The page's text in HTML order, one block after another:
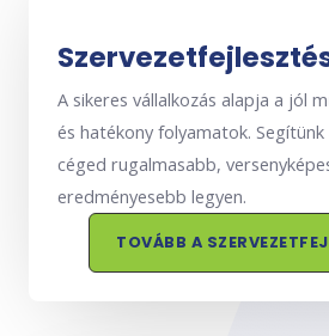
A sikeres vállalkozás alapja a jól
és hatékony folyamatok.
céged rugalmasabb,
eredményesebb legyen.
TOVÁBB A